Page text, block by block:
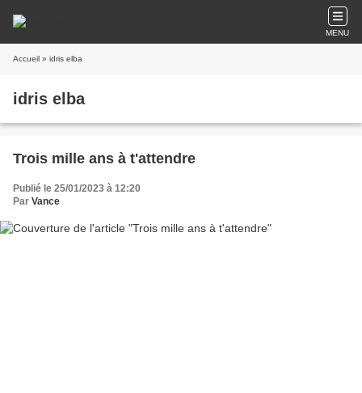
MENU
Accueil » idris elba
idris elba
Trois mille ans à t'attendre
Publié le 25/01/2023 à 12:20
Par Vance